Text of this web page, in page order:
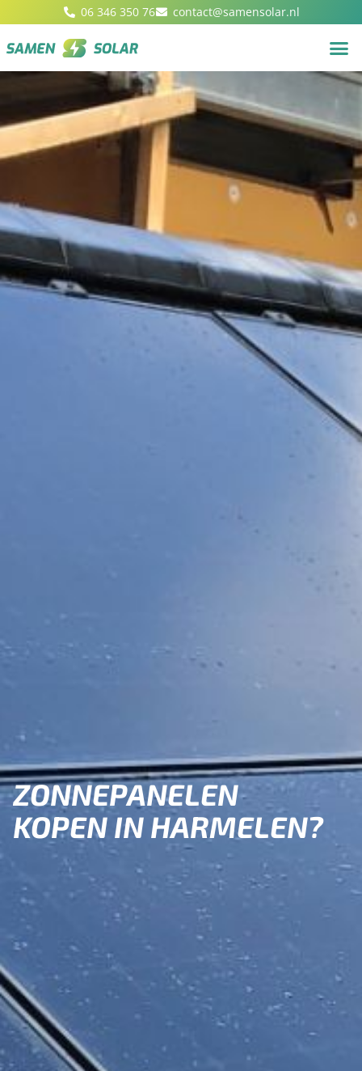
06 346 350 76 contact@samensolar.nl
ZONNEPANELEN
KOPEN IN HARMELEN?